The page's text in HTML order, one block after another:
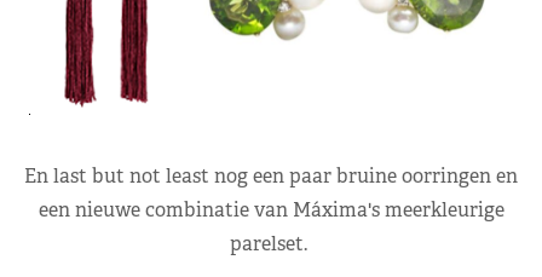
En last but not least nog een paar bruine oorringen en
een nieuwe combinatie van Máxima's meerkleurige
parelset.